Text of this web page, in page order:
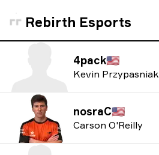
Rebirth Esports
4pack🇺🇸
Kevin Przypasniak
nosraC🇺🇸
Carson O'Reilly